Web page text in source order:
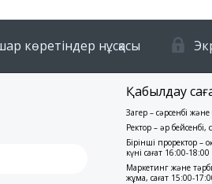
көретіндер нұсқасы
Қабылдау
Заңгер – сәрсенбі
Ректор – әр бейсенбі,
Бірінші проректор –
күні сағат 16:00-18:00
Маркетинг және
жұма, сағат 15:00-